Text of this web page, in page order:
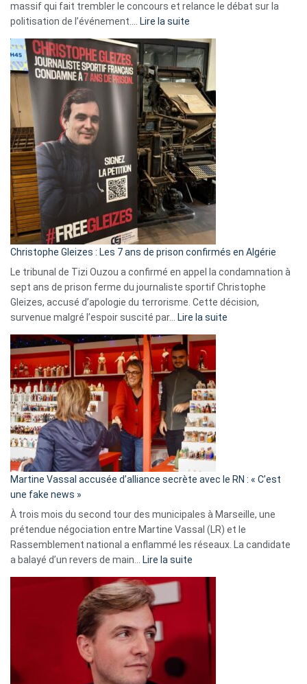
massif qui fait trembler le concours et relance le débat sur la
politisation de l’événement.… Lire la suite
Eurovision
2026
:
Pays-
Bas,
Espagne,
Irlande
et
Slovénie
rejettent
la
présence
d’Israël
Christophe Gleizes : Les 7 ans de prison confirmés en Algérie
Le tribunal de Tizi Ouzou a confirmé en appel la condamnation à
sept ans de prison ferme du journaliste sportif Christophe
Gleizes, accusé d’apologie du terrorisme. Cette décision,
survenue malgré l’espoir suscité par… Lire la suite
Algérie
Martine Vassal accusée d’alliance secrète avec le RN : « C’est
une fake news »
À trois mois du second tour des municipales à Marseille, une
prétendue négociation entre Martine Vassal (LR) et le
Rassemblement national a enflammé les réseaux. La candidate
a balayé d’un revers de main… Lire la suite
d’alliance
secrète